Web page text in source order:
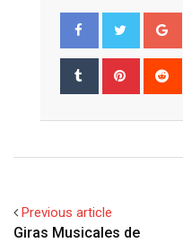
Tumblr Pinterest
Previous article
Giras Musicales de